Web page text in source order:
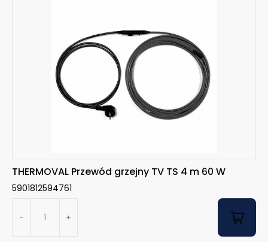
THERMOVAL Przewód grzejny TV TS 4 m 60 W
5901812594761
- +